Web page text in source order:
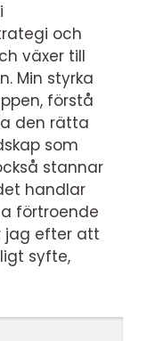
och
växer till
Min styrka
förstå
den rätta
som
stannar
handlar
förtroende
jag efter att
syfte,